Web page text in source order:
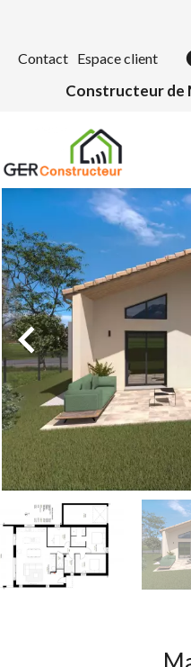
Contact Espace client
Constructeur de